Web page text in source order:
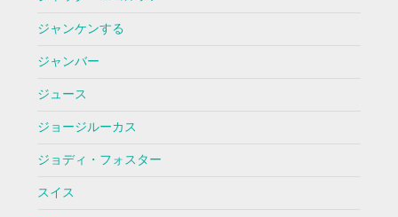
ジャンケンする
ジャンバー
ジュース
ジョージルーカス
ジョディ・フォスター
スイス